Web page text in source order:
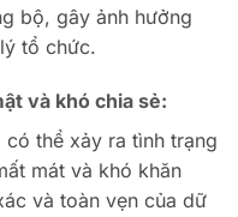
bộ, gây ảnh hưởng
tổ chức.
và khó chia sẻ:
thể xảy ra tình trạng
mát và khó khăn
và toàn vẹn của dữ